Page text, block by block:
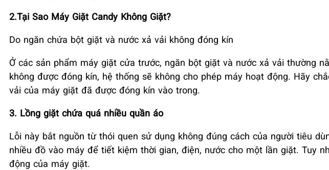
2.Tại Sao Máy Giặt Candy Không Giặt?
Do ngăn chứa bột giặt và nước xả vải không đóng kín
Ở các sản phẩm máy giặt cửa trước, ngăn bột giặt và nước xả vải thường
không được đóng kín, hệ thống sẽ không cho phép máy hoạt động. Hãy
vải của máy giặt đã được đóng kín vào trong.
3. Lồng giặt chứa quá nhiều quần áo
Lỗi này bắt nguồn từ thói quen sử dụng không đúng cách của người tiêu
nhiều đồ vào máy để tiết kiệm thời gian, điện, nước cho một lần giặt. Tuy
động của máy giặt.